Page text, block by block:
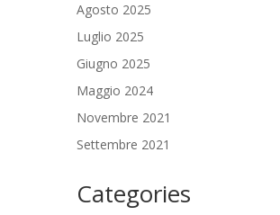
Agosto 2025
Luglio 2025
Giugno 2025
Maggio 2024
Novembre 2021
Settembre 2021
Categories